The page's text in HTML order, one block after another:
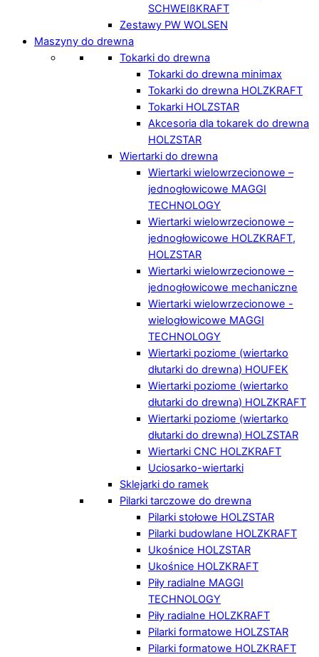
SCHWEIßKRAFT
Zestawy PW WOLSEN
Maszyny do drewna
Tokarki do drewna
Tokarki do drewna minimax
Tokarki do drewna HOLZKRAFT
Tokarki HOLZSTAR
Akcesoria dla tokarek do drewna
HOLZSTAR
Wiertarki do drewna
Wiertarki wielowrzecionowe –
jednogłowicowe MAGGI
TECHNOLOGY
Wiertarki wielowrzecionowe –
jednogłowicowe HOLZKRAFT,
HOLZSTAR
Wiertarki wielowrzecionowe –
jednogłowicowe mechaniczne
Wiertarki wielowrzecionowe -
wielogłowicowe MAGGI
TECHNOLOGY
Wiertarki poziome (wiertarko
dłutarki do drewna) HOUFEK
Wiertarki poziome (wiertarko
dłutarki do drewna) HOLZKRAFT
Wiertarki poziome (wiertarko
dłutarki do drewna) HOLZSTAR
Wiertarki CNC HOLZKRAFT
Uciosarko-wiertarki
Sklejarki do ramek
Pilarki tarczowe do drewna
Pilarki stołowe HOLZSTAR
Pilarki budowlane HOLZKRAFT
Ukośnice HOLZSTAR
Ukośnice HOLZKRAFT
Piły radialne MAGGI
TECHNOLOGY
Piły radialne HOLZKRAFT
Pilarki formatowe HOLZSTAR
Pilarki formatowe HOLZKRAFT